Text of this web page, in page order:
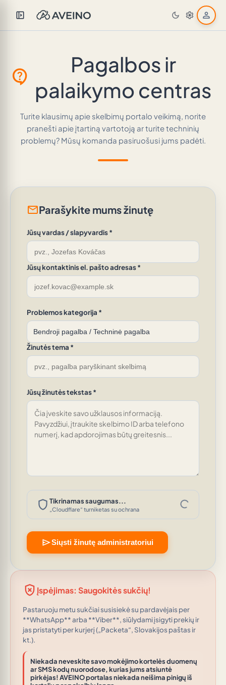
left_panel_open dark_mode settings person
contact_support
Pagalbos ir
palaikymo centras
Turite klausimų apie skelbimų portalo veikimą, norite
pranešti apie įtartiną vartotoją ar turite techninių
problemų? Mūsų komanda pasiruošusi jums padėti.
mailParašykite mums žinutę
Jūsų vardas / slapyvardis *
Jūsų kontaktinis el. pašto adresas *
Problemos kategorija *
Žinutės tema *
Jūsų žinutės tekstas *
shield Tikrinamas saugumas...
„Cloudflare“ turniketas su ochrana progress_activity
sendSiųsti žinutę administratoriui
gpp_bad Įspėjimas: Saugokitės sukčių!
Pastaruoju metu sukčiai susisiekė su pardavėjais per
**WhatsApp** arba **Viber**, siūlydami įsigyti prekių ir
jas pristatyti per kurjerį („Packeta“, Slovakijos paštas ir
kt.).
Niekada neveskite savo mokėjimo kortelės duomenų
ar SMS kodų nuorodose, kurias jums atsiuntė
pirkėjas! AVEINO portalas niekada neišima pinigų iš